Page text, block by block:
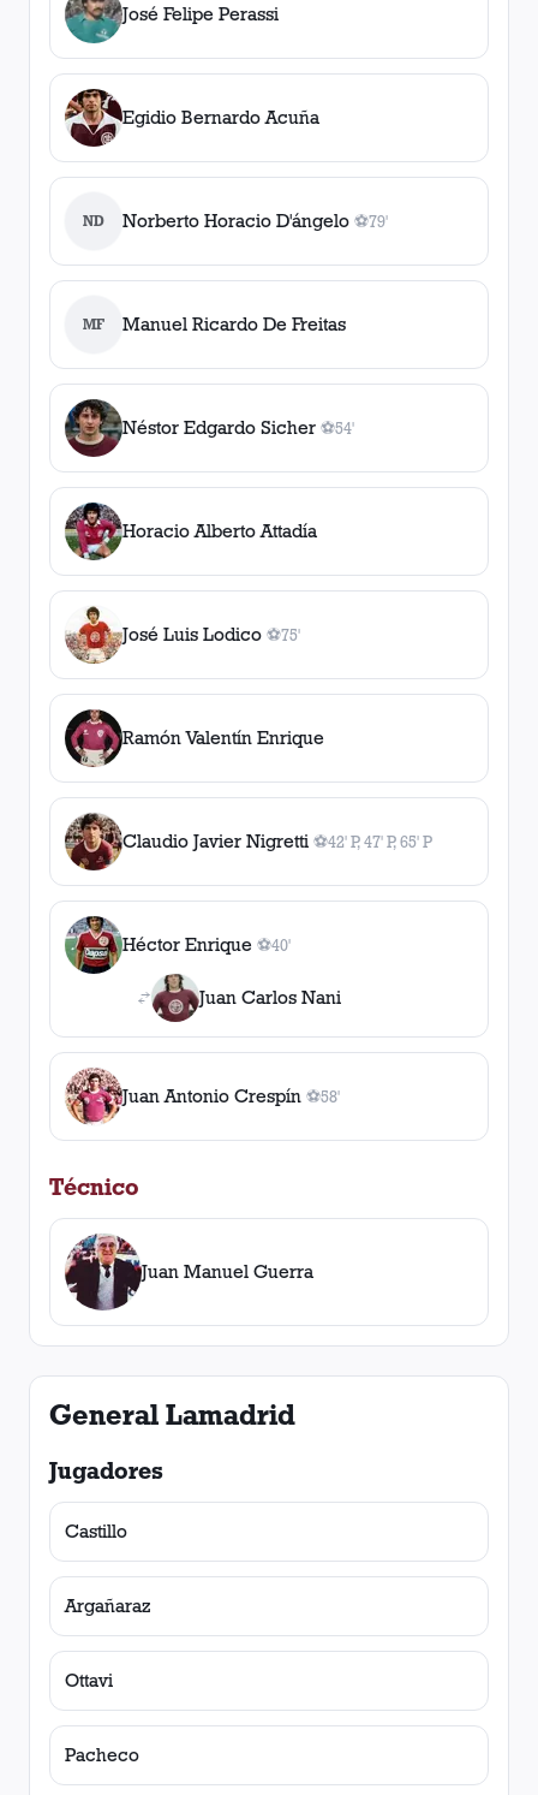
José Felipe Perassi
Egidio Bernardo Acuña
ND Norberto Horacio D'ángelo ⚽
1gol
79'
MF Manuel Ricardo De Freitas
Néstor Edgardo Sicher ⚽
1gol
54'
Horacio Alberto Attadía
José Luis Lodico ⚽
1gol
75'
Ramón Valentín Enrique
Claudio Javier Nigretti ⚽
3gol es , 42' P, 47' P, 65' P
42' P, 47' P, 65' P
Héctor Enrique ⚽
1gol
40'
Juan Carlos Nani
Juan Antonio Crespín ⚽
1gol
58'
Técnico
Juan Manuel Guerra
General Lamadrid
Jugadores
Castillo
Argañaraz
Ottavi
Pacheco